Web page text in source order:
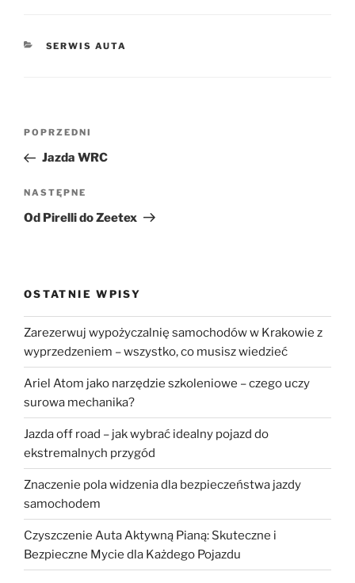
KATEGORIE
SERWIS AUTA
Nawigacja
Poprzedni
wpis
POPRZEDNI
Jazda WRC
Następny
wpis
NASTĘPNE
Od Pirelli do Zeetex
OSTATNIE WPISY
Zarezerwuj wypożyczalnię samochodów w Krakowie z
wyprzedzeniem – wszystko, co musisz wiedzieć
Ariel Atom jako narzędzie szkoleniowe – czego uczy
surowa mechanika?
Jazda off road – jak wybrać idealny pojazd do
ekstremalnych przygód
Znaczenie pola widzenia dla bezpieczeństwa jazdy
samochodem
Czyszczenie Auta Aktywną Pianą: Skuteczne i
Bezpieczne Mycie dla Każdego Pojazdu